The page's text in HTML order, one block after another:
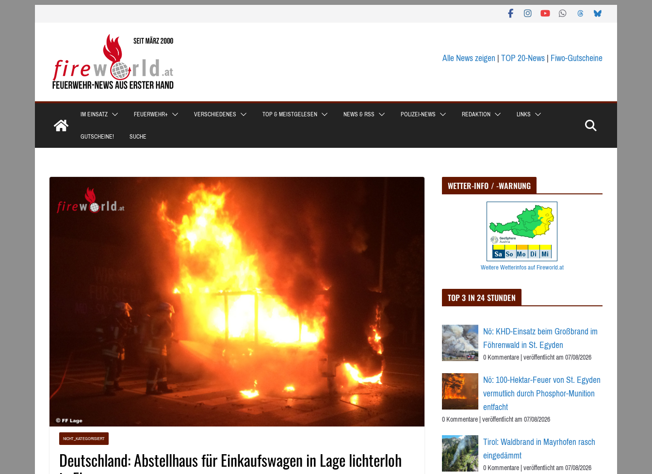
Alle News zeigen|TOP 20-News|Fiwo-Gutscheine
IM EINSATZ FEUERWEHR+ VERSCHIEDENES TOP & MEISTGELESEN NEWS & RSS POLIZEI-NEWS REDAKTION LINKS
GUTSCHEINE! SUCHE
NICHT_KATEGORISIERT
Deutschland: Abstellhaus für Einkaufswagen in Lage lichterloh
WETTER-INFO / -WARNUNG
Weitere Wetterinfos auf Fireworld.at
TOP 3 IN 24 STUNDEN
Nö: KHD-Einsatz beim Großbrand im
Föhrenwald in St. Egyden
0 Kommentare|veröffentlicht am 07/08/2026
Nö: 100-Hektar-Feuer von St. Egyden
vermutlich durch Phosphor-Munition
entfacht
0 Kommentare|veröffentlicht am 07/08/2026
Tirol: Waldbrand in Mayrhofen rasch
eingedämmt
0 Kommentare|veröffentlicht am 07/08/2026